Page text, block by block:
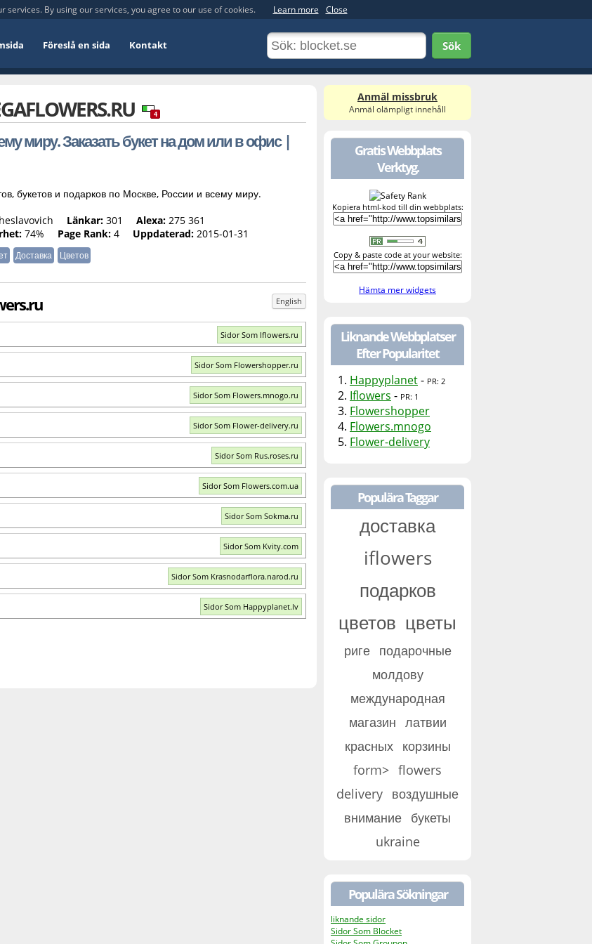
services. By using our services, you agree to our use of cookies. Learn more Close
Föreslå en sida Kontakt Sök
4
миру. Заказать букет на дом или в офис |
букетов и подарков по Москве, России и всему миру.
Länkar: 301 Alexa: 275 361
74% Page Rank: 4 Uppdaterad: 2015-01-31
Доставка Цветов
English
Sidor Som Iflowers.ru
Sidor Som Flowershopper.ru
Sidor Som Flowers.mnogo.ru
Sidor Som Flower-delivery.ru
Sidor Som Rus.roses.ru
Sidor Som Flowers.com.ua
Sidor Som Sokma.ru
Sidor Som Kvity.com
Sidor Som Krasnodarflora.narod.ru
Sidor Som Happyplanet.lv
Anmäl missbruk
Anmäl olämpligt innehåll
Gratis Webbplats
Verktyg.
Kopiera html-kod till din webbplats:
Copy & paste code at your website:
Hämta mer widgets
Liknande Webbplatser
Efter Popularitet
1. Happyplanet- PR: 2
2. Iflowers - PR: 1
3. Flowershopper
4. Flowers.mnogo
5. Flower-delivery
Populära Taggar
доставка
iflowers
подарков
цветов цветы
риге
подарочные
молдову
международная
магазин латвии
красных
корзины
form> flowers
delivery воздушные
внимание букеты
ukraine
Populära Sökningar
liknande sidor
Sidor Som Blocket